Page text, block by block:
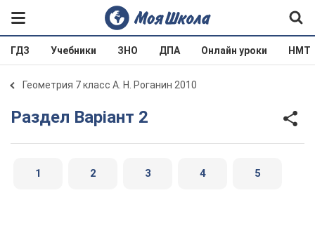
ГДЗ Учебники ЗНО ДПА Онлайн уроки НМТ
Геометрия 7 класс А. Н. Роганин 2010
Раздел Варіант 2
1 2 3 4 5